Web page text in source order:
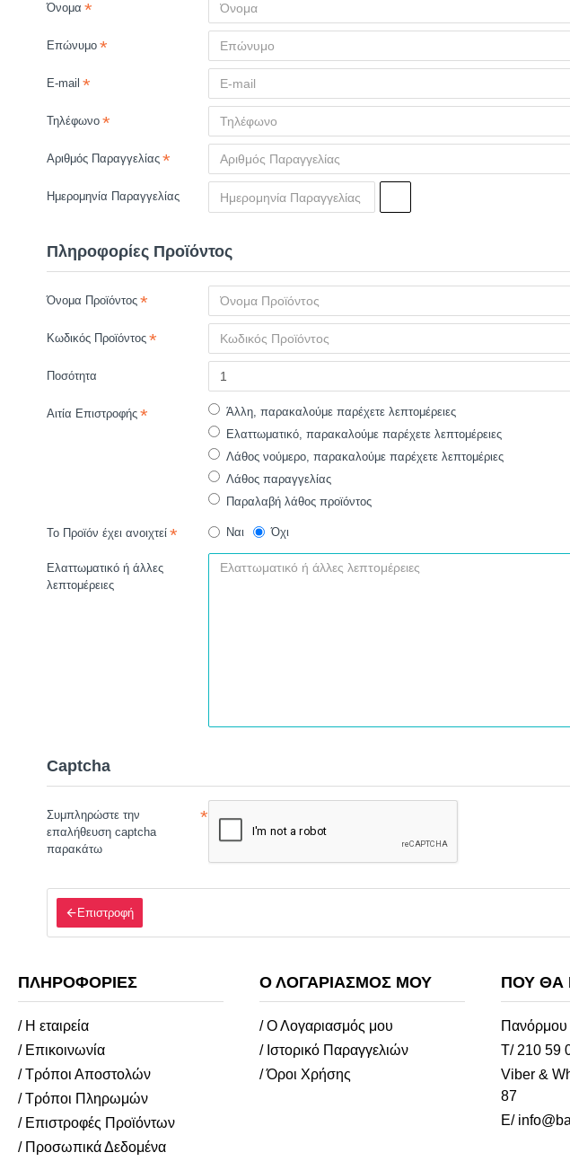
Όνομα
Επώνυμο
E-mail
Τηλέφωνο
Αριθμός Παραγγελίας
Ημερομηνία Παραγγελίας
Πληροφορίες Προϊόντος
Όνομα Προϊόντος
Κωδικός Προϊόντος
Ποσότητα
Αιτία Επιστροφής
Άλλη, παρακαλούμε παρέχετε λεπτομέρειες
Ελαττωματικό, παρακαλούμε παρέχετε λεπτομέρειες
Λάθος νούμερο, παρακαλούμε παρέχετε λεπτομέριες
Λάθος παραγγελίας
Παραλαβή λάθος προϊόντος
Το Προϊόν έχει ανοιχτεί Ναι Όχι
Ελαττωματικό ή άλλες
λεπτομέρειες
Captcha
Συμπληρώστε την
επαλήθευση captcha
παρακάτω
Επιστροφή
ΠΛΗΡΟΦΟΡΊΕΣ
/ Η εταιρεία
/ Επικοινωνία
/ Τρόποι Αποστολών
/ Τρόποι Πληρωμών
/ Επιστροφές Προϊόντων
/ Προσωπικά Δεδομένα
Ο ΛΟΓΑΡΙΑΣΜΌΣ ΜΟΥ
/ Ο Λογαριασμός μου
/ Ιστορικό Παραγγελιών
/ Όροι Χρήσης
ΠΟΥ ΘΑ
Πανόρμου
Τ/ 210 59
Viber &
87
E/